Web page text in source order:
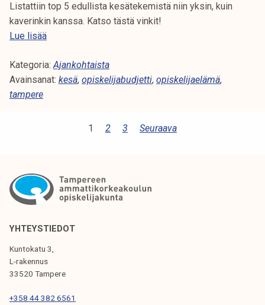
Listattiin top 5 edullista kesätekemistä niin yksin, kuin
kaverinkin kanssa. Katso tästä vinkit!
Lue lisääK
s
ä
s
t
o
i
s
e
Kategoria:Ajankohtaista
Avainsanat: kesä, opiskelijabudjetti, opiskelijaelämä,
tampere
I
K
K
E
L
1 2 3 Seuraava
YHTEYSTIEDOT
Kuntokatu 3,
L-rakennus
33520 Tampere
+358 44 382 6561